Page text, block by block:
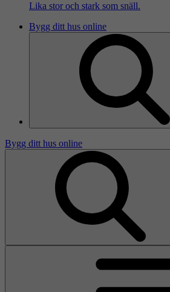
Lika stor och stark som snäll.
Bygg ditt hus online
Bygg ditt hus online